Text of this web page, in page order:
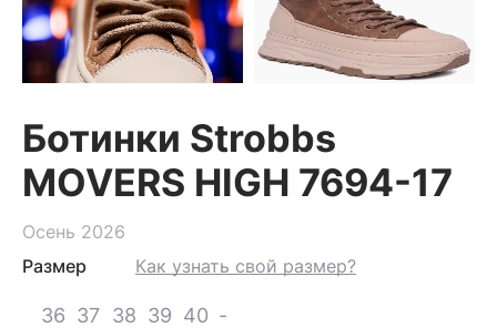
Ботинки Strobbs
MOVERS HIGH 7694-17
Осень 2026
Размер
Как узнать свой размер?
36 37 38 39 40 -